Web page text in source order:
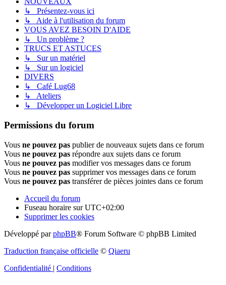
↳ Présentez-vous ici
↳ Aide à l'utilisation du forum
VOUS AVEZ BESOIN D'AIDE
↳ Un problème ?
TRUCS ET ASTUCES
↳ Sur un matériel
↳ Sur un logiciel
DIVERS
↳ Café Lug68
↳ Ateliers
↳ Développer un Logiciel Libre
Permissions du forum
Vous ne pouvez pas publier de nouveaux sujets dans ce forum
Vous ne pouvez pas répondre aux sujets dans ce forum
Vous ne pouvez pas modifier vos messages dans ce forum
Vous ne pouvez pas supprimer vos messages dans ce forum
Vous ne pouvez pas transférer de pièces jointes dans ce forum
Accueil du forum
Fuseau horaire surUTC+02:00
Supprimer les cookies
Développé parphpBB® Forum Software © phpBB Limited
Traduction française officielle © Qiaeru
Confidentialité | Conditions